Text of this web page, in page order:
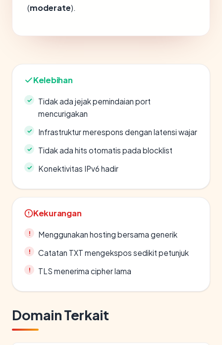
(moderate).
Kelebihan
Tidak ada jejak pemindaian port
mencurigakan
Infrastruktur merespons dengan latensi wajar
Tidak ada hits otomatis pada blocklist
Konektivitas IPv6 hadir
Kekurangan
Menggunakan hosting bersama generik
Catatan TXT mengekspos sedikit petunjuk
TLS menerima cipher lama
Domain Terkait